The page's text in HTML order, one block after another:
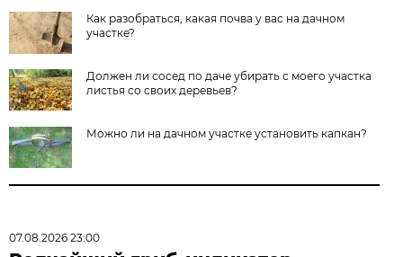
Как разобраться, какая почва у вас на дачном
участке?
Должен ли сосед по даче убирать с моего участка
листья со своих деревьев?
Можно ли на дачном участке установить капкан?
07.08.2026 23:00